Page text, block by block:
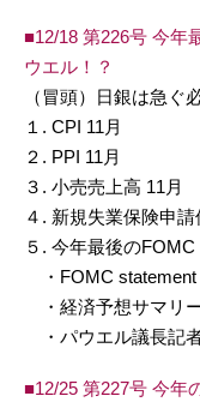
■12/18 第226号 今年
ウエル！？
（冒頭）日銀は急ぐ
１. CPI 11月
２. PPI 11月
３. 小売売上高 11月
４. 新規失業保険申請
５. 今年最後のFOMC
・FOMC statement
・経済予想サマリー
・パウエル議長記
■12/25 第227号 今年